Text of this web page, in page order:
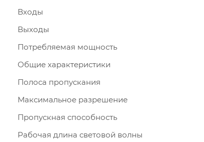
Входы
Выходы
Потребляемая мощность
Общие характеристики
Полоса пропускания
Максимальное разрешение
Пропускная способность
Рабочая длина световой волны